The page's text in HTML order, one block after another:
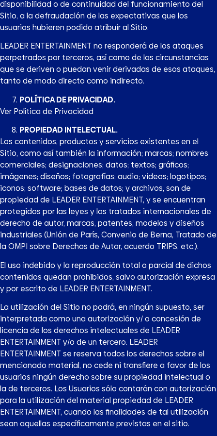
disponibilidad o de continuidad del funcionamiento del
Sitio, a la defraudación de las expectativas que los
usuarios hubieren podido atribuir al Sitio.
LEADER ENTERTAINMENT no responderá de los ataques
perpetrados por terceros, así como de las circunstancias
que se deriven o puedan venir derivadas de esos ataques,
tanto de modo directo como indirecto.
POLÍTICA DE PRIVACIDAD.
Ver Política de Privacidad
PROPIEDAD INTELECTUAL.
Los contenidos, productos y servicios existentes en el
Sitio, como así también la información; marcas; nombres
comerciales; designaciones; datos; textos; gráficos;
imágenes; diseños; fotografías; audio; videos; logotipos;
iconos; software; bases de datos; y archivos, son de
propiedad de LEADER ENTERTAINMENT, y se encuentran
protegidos por las leyes y los tratados internacionales de
derecho de autor, marcas, patentes, modelos y diseños
industriales (Unión de París, Convenio de Berna, Tratado de
la OMPI sobre Derechos de Autor, acuerdo TRIPS, etc.).
El uso indebido y la reproducción total o parcial de dichos
contenidos quedan prohibidos, salvo autorización expresa
y por escrito de LEADER ENTERTAINMENT.
La utilización del Sitio no podrá, en ningún supuesto, ser
interpretada como una autorización y/ o concesión de
licencia de los derechos intelectuales de LEADER
ENTERTAINMENT y/o de un tercero. LEADER
ENTERTAINMENT se reserva todos los derechos sobre el
mencionado material, no cede ni transfiere a favor de los
usuarios ningún derecho sobre su propiedad intelectual o
la de terceros. Los Usuarios sólo contarán con autorización
para la utilización del material propiedad de LEADER
ENTERTAINMENT, cuando las finalidades de tal utilización
sean aquellas específicamente previstas en el sitio.